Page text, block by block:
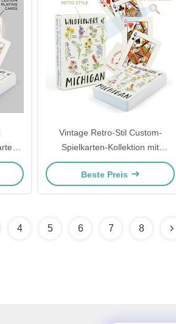
Vintage Retro-Stil Custom-
Spielkarten-Kollektion mit
klassischen antiken Kunstwerken
und Premium-Papier-Stock
Beste Preis
4 5 6 7 8